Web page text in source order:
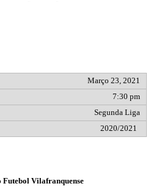
Março 23, 2021
7:30 pm
Segunda Liga
2020/2021
Futebol Vilafranquense